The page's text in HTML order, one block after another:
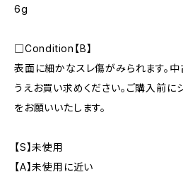
6g
□Condition【B】
表面に細かなスレ傷がみられます。
うえお買い求めください。ご購入前に
をお願いいたします。
【S】未使用
【A】未使用に近い